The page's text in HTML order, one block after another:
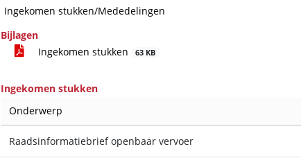
Ingekomen stukken/Mededelingen
Bijlagen
Ingekomen stukken
63 KB
Ingekomen stukken
Onderwerp
Raadsinformatiebrief openbaar vervoer